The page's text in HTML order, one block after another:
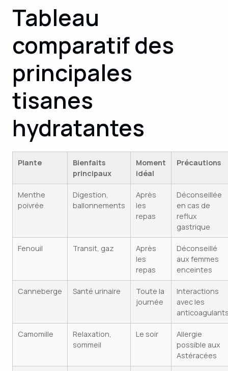
Tableau
comparatif des
principales
tisanes
hydratantes
Plante
Bienfaits
principaux
Moment
idéal
Précautions
Menthe
poivrée
Digestion,
ballonnements
Après
les
repas
Déconseillée
en cas de
reflux
gastrique
Fenouil Transit, gaz
Après
les
repas
Déconseillé
aux femmes
enceintes
Canneberge Santé urinaire
Toute la
journée
Interactions
avec les
Camomille
Relaxation,
sommeil
Le soir
Allergie
possible aux
Astéracées